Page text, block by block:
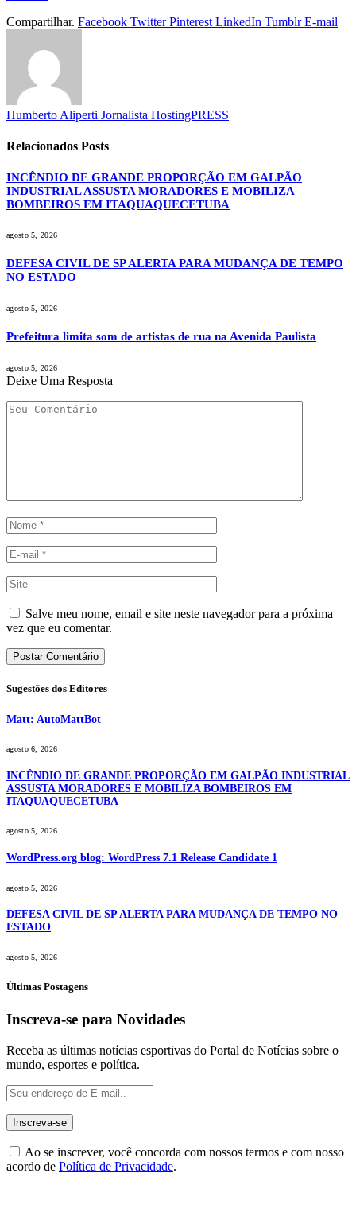
Compartilhar. Facebook Twitter Pinterest LinkedIn Tumblr E-mail
Humberto Aliperti Jornalista HostingPRESS
Relacionados Posts
INCÊNDIO DE GRANDE PROPORÇÃO EM GALPÃO
INDUSTRIAL ASSUSTA MORADORES E MOBILIZA
BOMBEIROS EM ITAQUAQUECETUBA
agosto 5, 2026
DEFESA CIVIL DE SP ALERTA PARA MUDANÇA DE TEMPO
NO ESTADO
agosto 5, 2026
Prefeitura limita som de artistas de rua na Avenida Paulista
agosto 5, 2026
Deixe Uma Resposta
Salve meu nome, email e site neste navegador para a próxima
vez que eu comentar.
Sugestões dos Editores
Matt: AutoMattBot
agosto 6, 2026
INCÊNDIO DE GRANDE PROPORÇÃO EM GALPÃO INDUSTRIAL
ASSUSTA MORADORES E MOBILIZA BOMBEIROS EM
ITAQUAQUECETUBA
agosto 5, 2026
WordPress.org blog: WordPress 7.1 Release Candidate 1
agosto 5, 2026
DEFESA CIVIL DE SP ALERTA PARA MUDANÇA DE TEMPO NO
ESTADO
agosto 5, 2026
Últimas Postagens
Inscreva-se para Novidades
Receba as últimas notícias esportivas do Portal de Notícias sobre o
mundo, esportes e política.
Ao se inscrever, você concorda com nossos termos e com nosso
acordo de Política de Privacidade.